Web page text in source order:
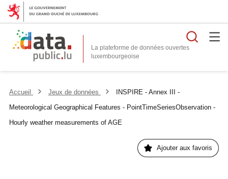
La plateforme de données ouvertes
Accueil Jeux de données
INSPIRE - Annex III -
Meteorological Geographical Features - PointTimeSeriesObservation -
Hourly weather measurements of AGE
Ajouter aux favoris